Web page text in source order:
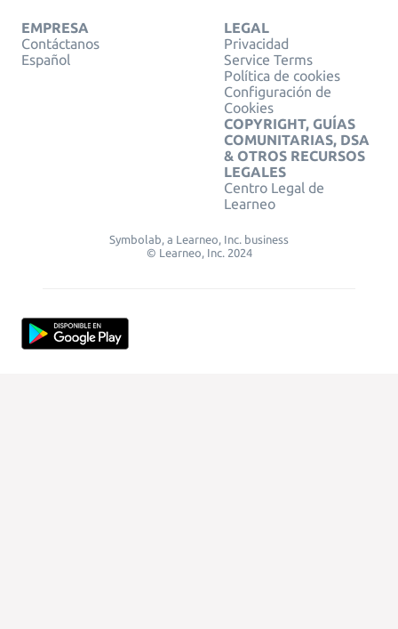
EMPRESA
Contáctanos
Español
LEGAL
Privacidad
Service Terms
Política de cookies
Configuración de
Cookies
COPYRIGHT, GUÍAS
COMUNITARIAS, DSA
& OTROS RECURSOS
LEGALES
Centro Legal de
Learneo
Symbolab, a Learneo, Inc. business
© Learneo, Inc. 2024